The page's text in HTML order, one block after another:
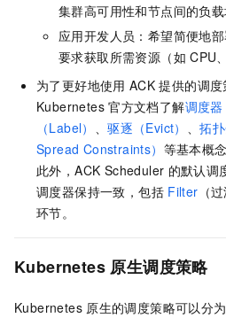
集群高可用性和节点间的负载
应用开发人员：希望简便地
要求获取所需资源（如 CPU
为了更好地使用 ACK 提供的调
Kubernetes 官方文档了解调度器
（Label） 、驱逐（Evict） 、拓
Spread Constraints） 等基本概念
此外，ACK Scheduler 的默认调
调度器保持一致，包括 Filter （
环节。
Kubernetes 原生调度策略
Kubernetes 原生的调度策略可以分